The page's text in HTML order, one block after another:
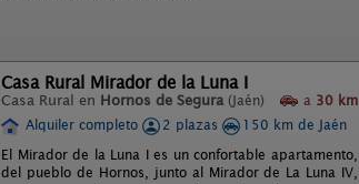
Casa Rural Mirador de la Luna I
Casa Rural en Hornos de Segura (Jaén) a 30 km
Alquiler completo
2 plazas
150 km de Jaén
El Mirador de la Luna I es un confortable
del pueblo de Hornos, junto al Mirador de La Luna